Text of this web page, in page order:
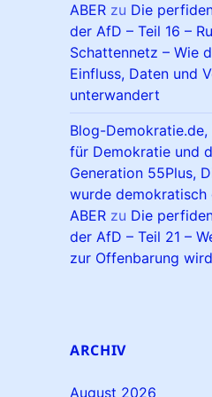
ABER zu Die
der AfD – Teil 16 –
Schattennetz – Wie
Einfluss, Daten und
unterwandert
Blog-Demokratie.de,
für Demokratie und
Generation 55Plus,
wurde demokratisch
ABER zu Die
der AfD – Teil 21 –
zur Offenbarung wird
ARCHIV
August 2026